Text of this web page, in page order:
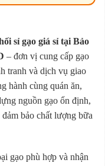
sỉ gạo giá sỉ tại Bảo
– đơn vị cung cấp gạo
tranh và dịch vụ giao
hành cùng quán ăn,
nguồn gạo ổn định,
bảo chất lượng bữa
gạo phù hợp và nhận